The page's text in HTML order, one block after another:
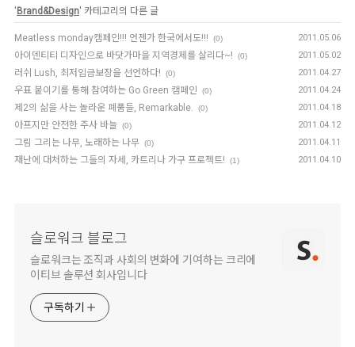
' Brand&Design' 카테고리의 다른 글
Meatless monday캠페인!!! 언젠가 한국에서도!!! (0) 2011.05.06
아이덴티티 디자인으로 바닷가마을 지역경제를 살리다~! (0) 2011.05.02
러쉬 Lush, 최저임금보장을 선언하다! (0) 2011.04.27
우표 붙이기를 통해 참여하는 Go Green 캠페인 (0) 2011.04.24
제2의 삶을 사는 놀라운 폐품들, Remarkable. (0) 2011.04.18
아프지만 안전한 주사 바늘 (0) 2011.04.12
그림 그리는 나무, 노래하는 나무 (0) 2011.04.11
재난에 대처하는 그들의 자세, 카트리나 가구 프로젝트! (1) 2011.04.10
슬로워크 블로그
슬로워크는 조직과 사회의 변화에 기여하는 크리에
이티브 솔루션 회사입니다
구독하기